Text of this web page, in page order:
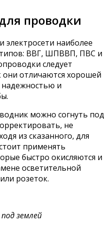
проводки
электросети наиболее
типов: ВВГ, ШПВВП, ПВС и
следует
отличаются хорошей
и
можно согнуть под
не
из сказанного, для
применять
быстро окисляются и
осветительной
розеток.
землей